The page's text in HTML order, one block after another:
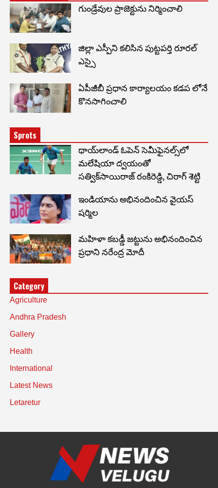
గుండ్రేవుల ప్రాజెక్టును నిర్మించాలి
జిల్లా ఎస్పీని కలిసిన పుట్టపర్తి రూరల్
ఎస్సై
ఏపీజీబీ ప్రధాన కార్యాలయం కడప లోనే
కొనసాగించాలి
Sprots
థాయ్‌లాండ్ ఓపెన్ సెమీఫైనల్స్‌లో
మలేషియా ద్వయంతో
సత్విక్‌సాయిరాజ్ రంకిరెడ్డి, చిరాగ్ శెట్టి
ఇండియాను అభినందించిన వైయస్
షర్మిల
మహిళా కబడ్డీ జట్టును అభినందించిన
ప్రధాని నరేంద్ర మోదీ
Category
Agriculture
Andhra Pradesh
Gallery
Health
International
Latest News
Letaretur